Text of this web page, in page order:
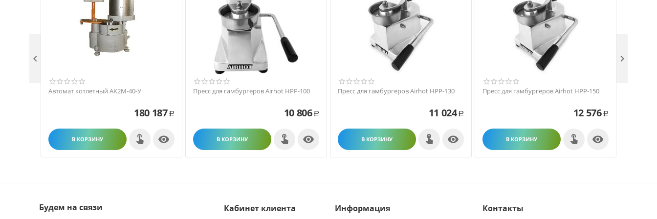
Автомат котлетный АК2М-40-У
180 187 Р
В КОРЗИНУ 
Пресс для гамбургеров Airhot HPP-100
10 806 Р
В КОРЗИНУ 
Пресс для гамбургеров Airhot HPP-130
11 024 Р
В КОРЗИНУ 
Пресс для гамбургеров Airhot HPP-150
12 576 Р
В КОРЗИНУ 
 
Будем на связи Кабинет клиента Информация Контакты